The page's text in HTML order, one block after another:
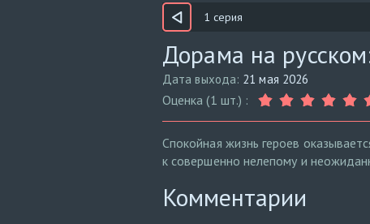
1 серия
Дорама на
Дата выхода: 21 мая 2026
Оценка (1 шт.) :
Спокойная жизнь героев
к совершенно нелепому и
Комментарии